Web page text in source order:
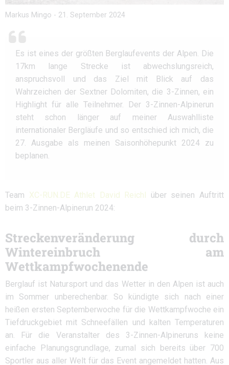
Markus Mingo - 21. September 2024
Es ist eines der größten Berglaufevents der Alpen. Die
17km lange Strecke ist abwechslungsreich,
anspruchsvoll und das Ziel mit Blick auf das
Wahrzeichen der Sextner Dolomiten, die 3-Zinnen, ein
Highlight für alle Teilnehmer. Der 3-Zinnen-Alpinerun
steht schon länger auf meiner Auswahlliste
internationaler Bergläufe und so entschied ich mich, die
27. Ausgabe als meinen Saisonhöhepunkt 2024 zu
beplanen.
Team XC-RUN.DE Athlet David Reichl über seinen Auftritt
beim 3-Zinnen-Alpinerun 2024:
Streckenveränderung durch
Wintereinbruch am
Wettkampfwochenende
Berglauf ist Natursport und das Wetter in den Alpen ist auch
im Sommer unberechenbar. So kündigte sich nach einer
heißen ersten Septemberwoche für die Wettkampfwoche ein
Tiefdruckgebiet mit Schneefällen und kalten Temperaturen
an. Für die Veranstalter des 3-Zinnen-Alpineruns keine
einfache Planungsgrundlage, zumal sich bereits über 700
Sportler aus aller Welt für das Event angemeldet hatten. Aus